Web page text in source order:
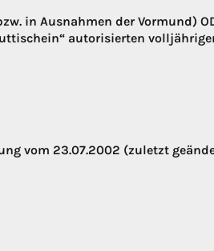
in Ausnahmen der Vormund)
autorisierten
vom 23.07.2002 (zuletzt